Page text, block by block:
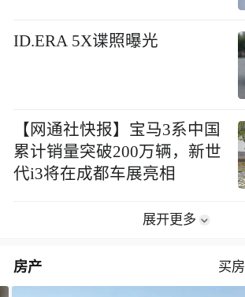
ID.ERA 5X谍照曝光
【网通社快报】宝马3系中国
累计销量突破200万辆，新世
代i3将在成都车展亮相
展开更多
房产 买房